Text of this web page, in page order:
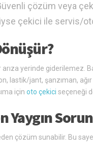
çözüm veya
çekici ile servis/
yerinde giderilemez.
jant, şanzıman, ağır
için oto çekici seçeneği
Yaygın
çözüm sunabilir. Bu